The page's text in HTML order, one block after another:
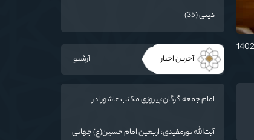
دینی (35)
آخرین اخبار آرشیو
امام جمعه گرگان:پیروزی مکتب عاشورا در
نمی‌شود
آیت‌الله نورمفیدی: اربعین امام حسین(ع) جهانی